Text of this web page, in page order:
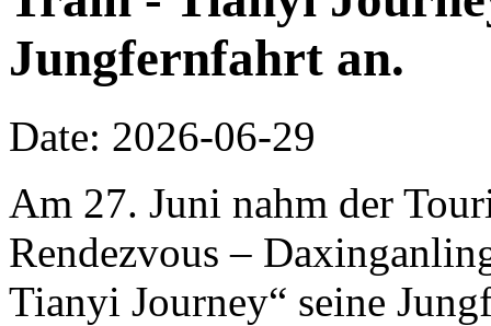
Jungfernfahrt an.
Date: 2026-06-29
Am 27. Juni nahm der
Rendezvous –
Tianyi Journey“ seine